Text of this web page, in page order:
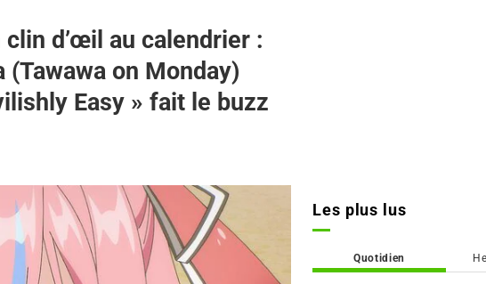
d’œil au calendrier :
(Tawawa on Monday)
Easy » fait le buzz
Les plus lus
Quotidien